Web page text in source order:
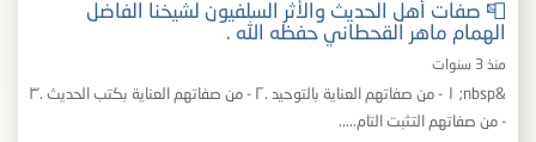
📮 صفات أهل الحديث والأثر السلفيون لشيخنا الفاضل
الهمام ماهر القحطاني حفظه الله .
منذ 3 سنوات
&nbsp; ١ - من صفاتهم العناية بالتوحيد .٢ - من صفاتهم العناية بكتب الحديث .٣
- من صفاتهم التثبت التام.....